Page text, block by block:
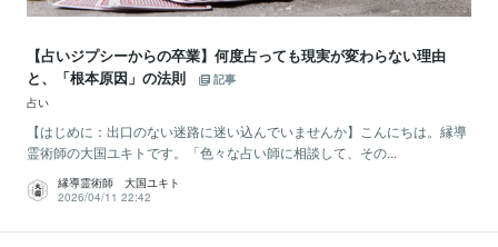
【占いジプシーからの卒業】何度占っても現実が変わらない理由
と、「根本原因」の法則
記事
占い
【はじめに：出口のない迷路に迷い込んでいませんか】こんにちは。縁導
霊術師の大国ユキトです。「色々な占い師に相談して、その...
縁導霊術師 大国ユキト
2026/04/11 22:42